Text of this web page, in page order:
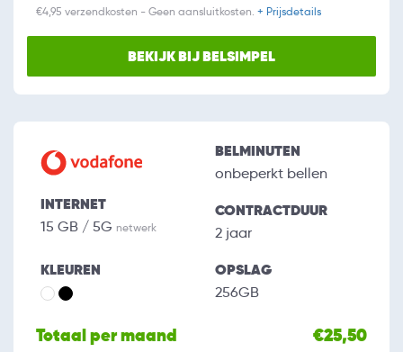
€4,95 verzendkosten - Geen aansluitkosten. + Prijsdetails
BEKIJK BIJ BELSIMPEL
INTERNET
15 GB / 5G netwerk
BELMINUTEN
onbeperkt bellen
CONTRACTDUUR
2 jaar
KLEUREN OPSLAG
256GB
Totaal per maand €25,50